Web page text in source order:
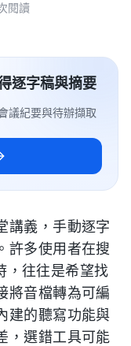
閱讀
逐字稿與摘要
議紀要與待辦擷取
講義，手動逐字
許多使用者在搜
，往往是希望找
將音檔轉為可編
建的聽寫功能與
，選錯工具可能